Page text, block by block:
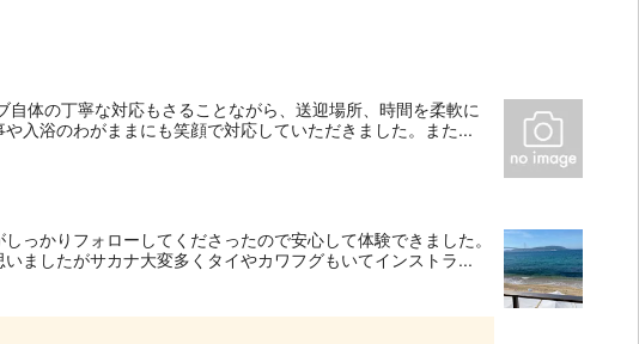
体の丁寧な対応もさることながら、送迎場所、時間を柔軟に
入浴のわがままにも笑顔で対応していただきました。また...
っかりフォローしてくださったので安心して体験できました。
ましたがサカナ大変多くタイやカワフグもいてインストラ...